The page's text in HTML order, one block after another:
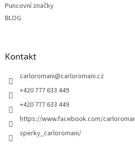
Puncovní značky
BLOG
Kontakt
carloromani@carloromani.cz
+420 777 633 449
+420 777 633 449
https://www.facebook.com/
sperky_carloromani/